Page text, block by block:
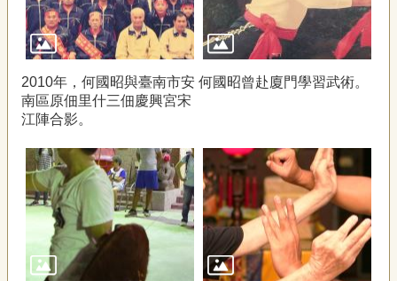
2010年，何國昭與臺南市安
南區原佃里什三佃慶興宮宋
江陣合影。
何國昭曾赴廈門學習武術。